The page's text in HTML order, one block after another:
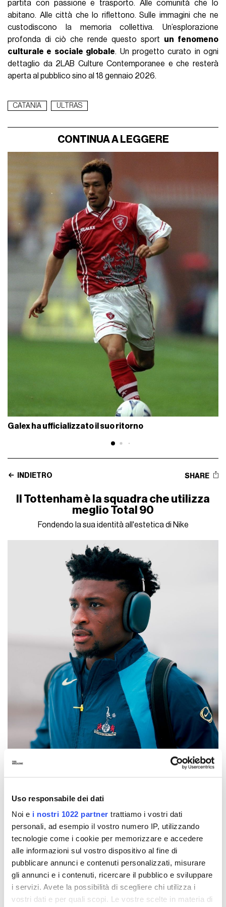
Uso responsabile dei dati
Noi e i nostri 1022 partner trattiamo i vostri dati
personali, ad esempio il vostro numero IP, utilizzando
tecnologie come i cookie per memorizzare e accedere
alle informazioni sul vostro dispositivo al fine di
pubblicare annunci e contenuti personalizzati, misurare
gli annunci e i contenuti, ricercare il pubblico e sviluppare
i servizi. Avete la possibilità di scegliere chi utilizza i
vostri dati e per quali scopi. Le vostre scelte in materia di
partita con passione e trasporto. Alle comunità che lo
abitano. Alle città che lo riflettono. Sulle immagini che ne
custodiscono la memoria collettiva. Un’esplorazione
profonda di ciò che rende questo sport un fenomeno
culturale e sociale globale. Un progetto curato in ogni
dettaglio da 2LAB Culture Contemporanee e che resterà
aperta al pubblico sino al 18 gennaio 2026.
CATANIA ULTRAS
CONTINUA A LEGGERE
Galex ha ufficializzato il suo ritorno
INDIETRO SHARE
Il Tottenham è la squadra che utilizza
meglio Total 90
Fondendo la sua identità all'estetica di Nike
SPORTS
27 Novembre 2025
AUTORE
Andrea Agostinelli
IN QUESTO ARTICOLO
Il font Total 90
Pre-match e tracksuit